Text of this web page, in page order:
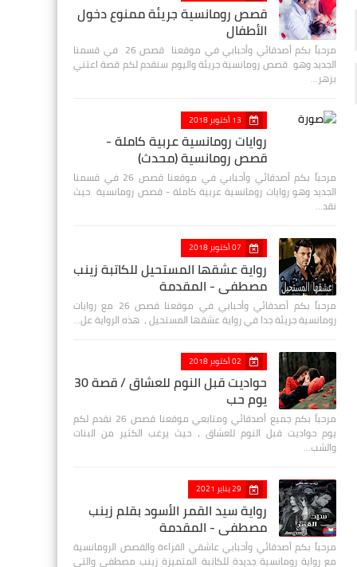
قصص رومانسية جريئة ممنوع دخول
الأطفال
مرحباً بكم أصدقائي وأحبابي في موقعنا قصص 26 في قسمنا
الجديد وهو قصص رومانسية جريئة واليوم سنقدم لكم قصة اعتني
بزهر…
13 أكتوبر 2018
روايات رومانسية عربية كاملة -
قصص رومانسية (محدث)
مرحباً بكم أصدقائي وأحبابي في موقعنا قصص 26 في قسمنا
الجديد وهو روايات رومانسية عربية كاملة - قصص رومانسية حيث
نقد…
07 أكتوبر 2018
رواية عشقها المستحيل للكاتبة زينب
مصطفي - المقدمة
مرحباً بكم أصدقائي وأحبابي في موقعنا قصص 26 مع روايات
رومانسية جريئة جدا في رواية عشقها المستحيل ، هذه الرواية عل…
02 أكتوبر 2018
حواديت قبل النوم للعشاق / قصة 30
يوم حب
مرحباً بكم جميع أصدقائي ومتابعي موقعنا قصص 26 نقدم لكم
يوم حواديت قبل النوم للعشاق ، حيث يرغب الكثير من البنات
والشب…
29 يناير 2021
رواية سيد القمر الأسود بقلم زينب
مصطفي - المقدمة
مرحباً بكم أصدقائي وأحبابي عاشقي القراءة والقصص الرومانسية
مع رواية رومانسية جديدة للكاتبة المتميزة زينب مصطفى والتي